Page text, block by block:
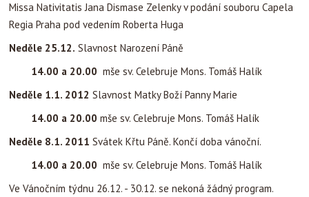
Missa Nativitatis Jana Dismase Zelenky v podání souboru Capela
Regia Praha pod vedením Roberta Huga
Neděle 25.12. Slavnost Narození Páně
14.00 a 20.00 mše sv. Celebruje Mons. Tomáš Halík
Neděle 1.1. 2012 Slavnost Matky Boží Panny Marie
14.00 a 20.00 mše sv. Celebruje Mons. Tomáš Halík
Neděle 8.1. 2011 Svátek Křtu Páně. Končí doba vánoční.
14.00 a 20.00 mše sv. Celebruje Mons. Tomáš Halík
Ve Vánočním týdnu 26.12. - 30.12. se nekoná žádný program.